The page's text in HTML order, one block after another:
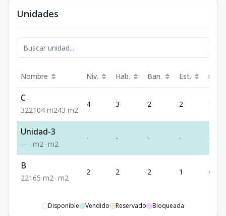
Unidades
Nombre Niv. Hab. Ban. Est. m²
C
322104 m243 m2
4 3 2 2 104
Unidad-3
---- m2- m2
- - - - -
B
221 65 m2- m2
2 2 2 1 65
Disponible Vendido Reservado Bloqueada